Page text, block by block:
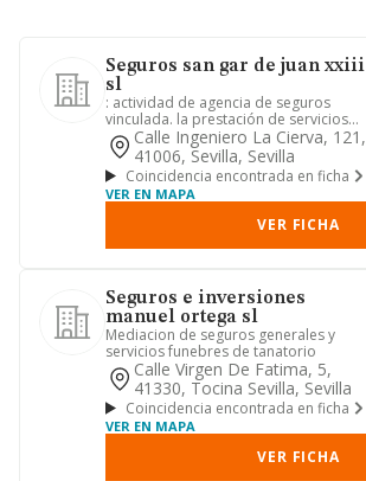
Seguros san gar de juan xxiii
sl
: actividad de agencia de seguros
vinculada. la prestación de servicios
para empresas de servicios ...
Calle Ingeniero La Cierva, 121,
41006, Sevilla, Sevilla
Coincidencia encontrada en ficha
VER EN MAPA
VER FICHA
Seguros e inversiones
manuel ortega sl
Mediacion de seguros generales y
servicios funebres de tanatorio
Calle Virgen De Fatima, 5,
41330, Tocina Sevilla, Sevilla
Coincidencia encontrada en ficha
VER EN MAPA
VER FICHA